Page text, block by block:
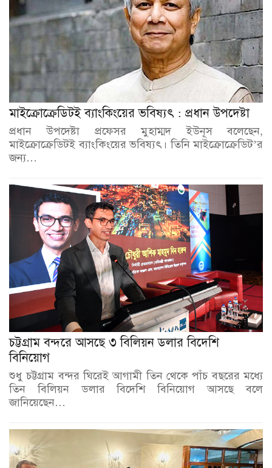
মাইক্রোক্রেডিটই ব্যাংকিংয়ের ভবিষ্যৎ : প্রধান উপদেষ্টা
প্রধান উপদেষ্টা প্রফেসর মুহাম্মদ ইউনূস বলেছেন,
মাইক্রোক্রেডিটই ব্যাংকিংয়ের ভবিষ্যৎ। তিনি মাইক্রোক্রেডিট’র
জন্য…
চট্টগ্রাম বন্দরে আসছে ৩ বিলিয়ন ডলার বিদেশি
বিনিয়োগ
শুধু চট্টগ্রাম বন্দর ঘিরেই আগামী তিন থেকে পাঁচ বছরের মধ্যে
তিন বিলিয়ন ডলার বিদেশি বিনিয়োগ আসছে বলে
জানিয়েছেন…